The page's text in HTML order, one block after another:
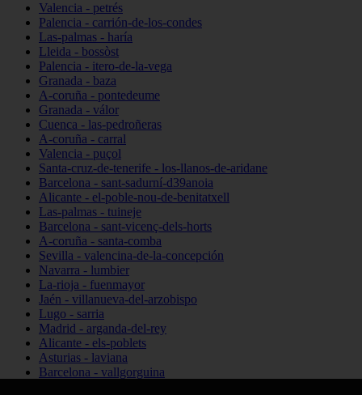
Valencia - petrés
Palencia - carrión-de-los-condes
Las-palmas - haría
Lleida - bossòst
Palencia - itero-de-la-vega
Granada - baza
A-coruña - pontedeume
Granada - válor
Cuenca - las-pedroñeras
A-coruña - carral
Valencia - puçol
Santa-cruz-de-tenerife - los-llanos-de-aridane
Barcelona - sant-sadurní-d39anoia
Alicante - el-poble-nou-de-benitatxell
Las-palmas - tuineje
Barcelona - sant-vicenç-dels-horts
A-coruña - santa-comba
Sevilla - valencina-de-la-concepción
Navarra - lumbier
La-rioja - fuenmayor
Jaén - villanueva-del-arzobispo
Lugo - sarria
Madrid - arganda-del-rey
Alicante - els-poblets
Asturias - laviana
Barcelona - vallgorguina